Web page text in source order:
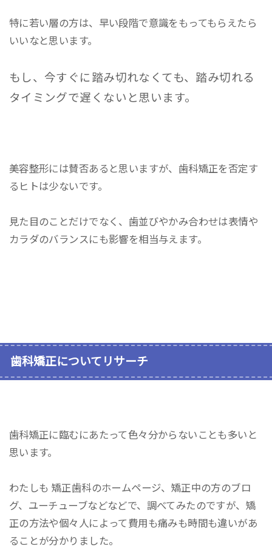
特に若い層の方は、早い段階で意識をもってもらえたら
いいなと思います。
もし、今すぐに踏み切れなくても、踏み切れる
タイミングで遅くないと思います。
美容整形には賛否あると思いますが、歯科矯正を否定す
るヒトは少ないです。
見た目のことだけでなく、歯並びやかみ合わせは表情や
カラダのバランスにも影響を相当与えます。
歯科矯正についてリサーチ
歯科矯正に臨むにあたって色々分からないことも多いと
思います。
わたしも 矯正歯科のホームページ、矯正中の方のブロ
グ、ユーチューブなどなどで、調べてみたのですが、矯
正の方法や個々人によって費用も痛みも時間も違いがあ
ることが分かりました。